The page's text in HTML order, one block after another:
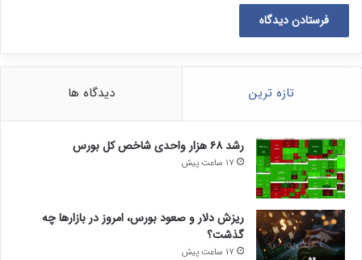
تازه ترین دیدگاه ها
رشد ۶۸ هزار واحدی شاخص کل بورس
17 ساعت پیش
ریزش دلار و صعود بورس، امروز در بازارها چه
گذشت؟
17 ساعت پیش